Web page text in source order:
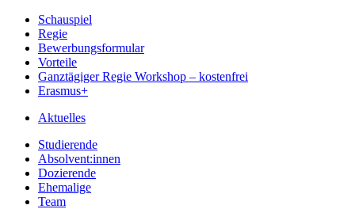
Schauspiel
Regie
Bewerbungsformular
Vorteile
Ganztägiger Regie Workshop – kostenfrei
Erasmus+
Aktuelles
Studierende
Absolvent:innen
Dozierende
Ehemalige
Team